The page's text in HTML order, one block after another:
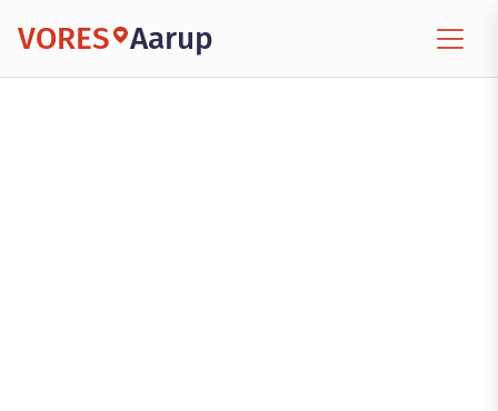
VORES Aarup